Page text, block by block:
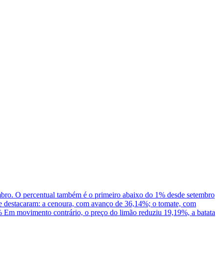
O percentual também é o primeiro abaixo do 1% desde setembro
a cenoura, com avanço de 36,14%; o tomate, com
movimento contrário, o preço do limão reduziu 19,19%, a batata